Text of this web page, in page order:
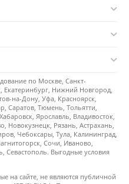
по Москве, Санкт-
Екатеринбург, Нижний Новгород,
на-Дону, Уфа, Красноярск,
Саратов, Тюмень, Тольятти,
Ярославль, Владивосток,
Новокузнецк, Рязань, Астрахань,
Чебоксары, Тула, Калининград,
Сочи, Иваново,
Выгодные условия
на сайте, не являются публичной